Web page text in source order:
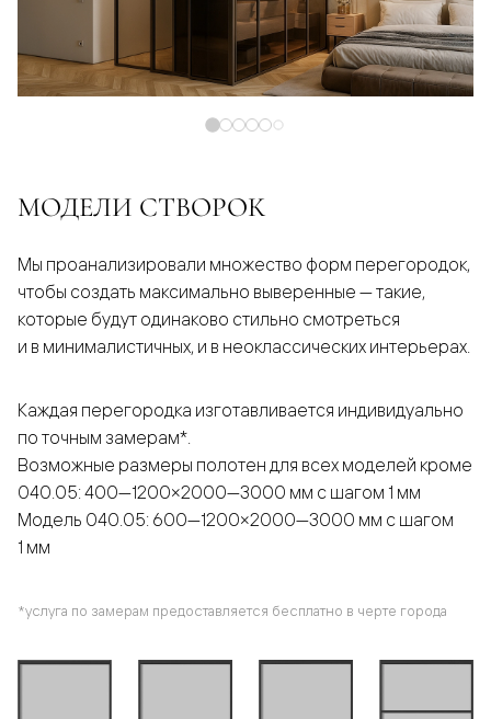
МОДЕЛИ СТВОРОК
Мы проанализировали множество форм перегородок,
чтобы создать максимально выверенные — такие,
которые будут одинаково стильно смотреться
и в минималистичных, и в неоклассических интерьерах.
Каждая перегородка изготавливается индивидуально
по точным замерам*.
Возможные размеры полотен для всех моделей кроме
040.05: 400—1200×2000—3000 мм с шагом 1 мм
Модель 040.05: 600—1200×2000—3000 мм с шагом
1 мм
*услуга по замерам предоставляется бесплатно в черте города